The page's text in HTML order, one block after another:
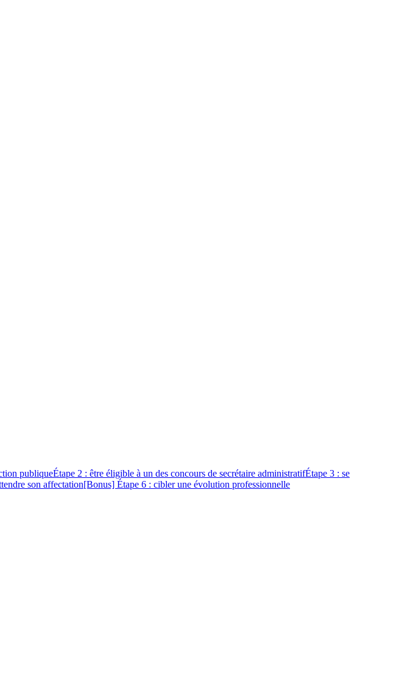
publiqueÉtape 2 : être éligible à un des concours de secrétaire administratifÉtape 3 : se
son affectation[Bonus] Étape 6 : cibler une évolution professionnelle